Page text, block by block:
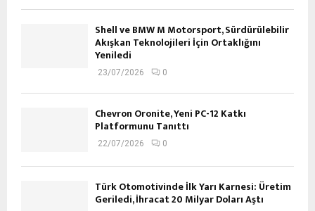
Shell ve BMW M Motorsport, Sürdürülebilir
Akışkan Teknolojileri İçin Ortaklığını
Yeniledi
23/07/2026 0
Chevron Oronite, Yeni PC-12 Katkı
Platformunu Tanıttı
22/07/2026 0
Türk Otomotivinde İlk Yarı Karnesi: Üretim
Geriledi, İhracat 20 Milyar Doları Aştı